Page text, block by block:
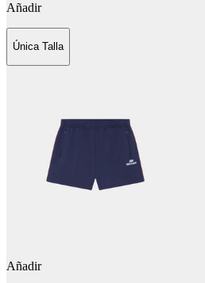
Añadir
Única Talla
Añadir